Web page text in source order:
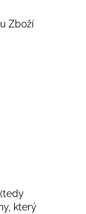
Zboží
který